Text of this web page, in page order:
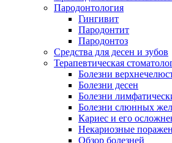
Пародонтология
Гингивит
Пародонтит
Пародонтоз
Средства для десен и зубов
Терапевтическая
Болезни
Болезни десен
Болезни
Болезни слюнных
Кариес и его
Некариозные
Обзор болезней